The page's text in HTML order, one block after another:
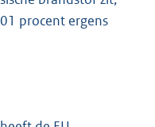
procent ergens